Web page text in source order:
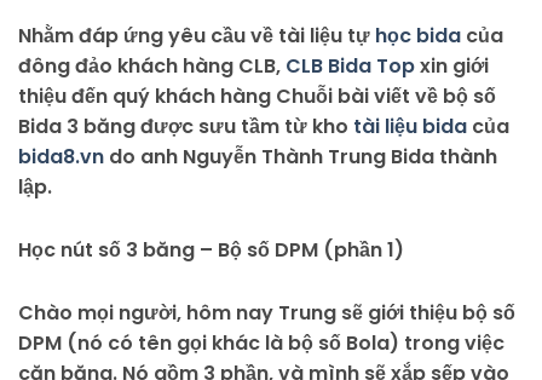
Nhằm đáp ứng yêu cầu về tài liệu tự học bida của
đông đảo khách hàng CLB, CLB Bida Topxin giới
thiệu đến quý khách hàng Chuỗi bài viết về bộ số
Bida 3 băng được sưu tầm từ kho tài liệu bida của
bida8.vn do anh Nguyễn Thành Trung Bida thành
lập.
Học nút số 3 băng – Bộ số DPM (phần 1)
Chào mọi người, hôm nay Trung sẽ giới thiệu bộ số
DPM (nó có tên gọi khác là bộ số Bola) trong việc
căn băng. Nó gồm 3 phần, và mình sẽ xắp sếp vào